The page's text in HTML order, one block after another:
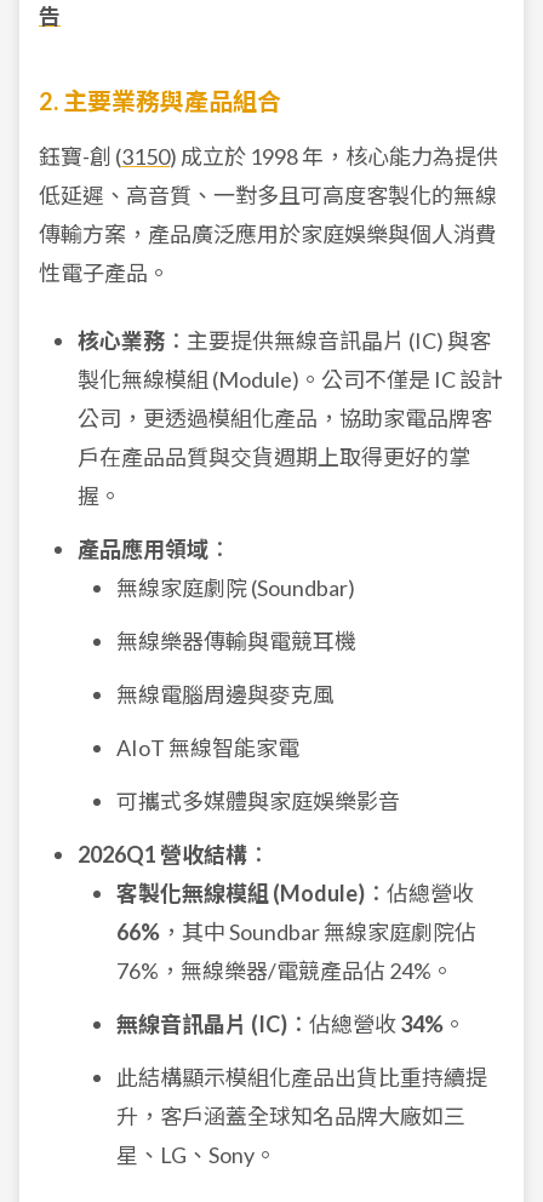
告
2. 主要業務與產品組合
鈺寶-創 (3150) 成立於 1998 年，核心能力為提供
低延遲、高音質、一對多且可高度客製化的無線
傳輸方案，產品廣泛應用於家庭娛樂與個人消費
性電子產品。
核心業務 ：主要提供無線音訊晶片 (IC) 與客
製化無線模組 (Module)。公司不僅是 IC 設計
公司，更透過模組化產品，協助家電品牌客
戶在產品品質與交貨週期上取得更好的掌
握。
產品應用領域 ：
無線家庭劇院 (Soundbar)
無線樂器傳輸與電競耳機
無線電腦周邊與麥克風
AIoT 無線智能家電
可攜式多媒體與家庭娛樂影音
2026Q1 營收結構 ：
客製化無線模組 (Module) ：佔總營收
66% ，其中 Soundbar 無線家庭劇院佔
76%，無線樂器/電競產品佔 24%。
無線音訊晶片 (IC) ：佔總營收34% 。
此結構顯示模組化產品出貨比重持續提
升，客戶涵蓋全球知名品牌大廠如三
星、LG、Sony。